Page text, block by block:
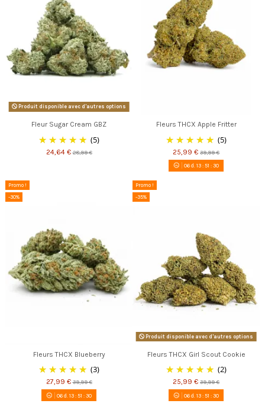
Produit disponible avec d'autres options
Fleur Sugar Cream GBZ
(5)
24,64 €28,99 €
Fleurs THCX Apple Fritter
(5)
25,99 € 39,99 €
06d. 13:51 :30
Promo !
-30%
Fleurs THCX Blueberry
(3)
27,99 €39,99 €
06d. 13:51 :30
Promo !
-35%
Produit disponible avec d'autres options
Fleurs THCX Girl Scout Cookie
(2)
25,99 € 39,99 €
06d. 13:51 :30